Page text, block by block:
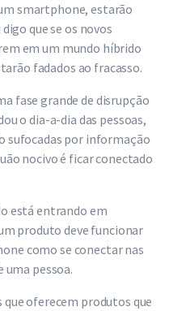
smartphone, estarão
que se os novos
em um mundo híbrido
fadados ao fracasso.
fase grande de disrupção
o dia-a-dia das pessoas,
sufocadas por informação
nocivo é ficar conectado
está entrando em
produto deve funcionar
como se conectar nas
uma pessoa.
que oferecem produtos que